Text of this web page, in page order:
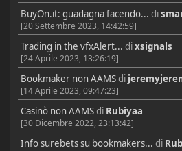
BuyOn.it: guadagna facendo... di
[20 Settembre 2023, 14:42:59]
Trading in the vfxAlert... dixsignals
[24 Aprile 2023, 13:26:19]
Bookmaker non AAMSdi
[14 Aprile 2023, 09:47:23]
Casinò non AAMSdi Rubiyaa
[30 Dicembre 2022, 23:13:42]
Info surebets su bookmakers... di